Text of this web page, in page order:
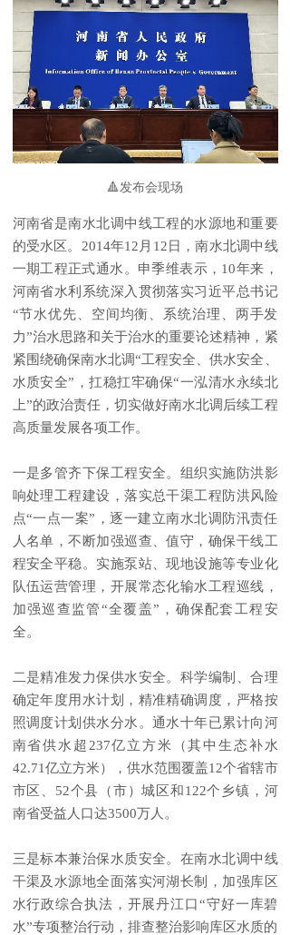
🔺发布会现场
河南省是南水北调中线工程的水源地和重要
的受水区。 2014年12 月 12 日，南水北调中线
一期工程正式通水。 申季维表示， 10年来，
河南省水利系统深入贯彻落实习近平总书记
“节水优先、空间均衡、系统治理、两手发
力”治水思路和关于治水的重要论述精神，紧
紧围绕确保南水北调“工程安全、供水安全、
水质安全” ，扛稳扛牢确保“一泓清水永续北
上”的政治责任，切实做好南水北调后续工程
高质量发展各项工作。
一是多管齐下保工程安全。组织实施防洪影
响处理工程建设，落实总干渠工程防洪风险
点“一点一案”，逐一建立南水北调防汛责任
人名单，不断加强巡查、值守，确保干线工
程安全平稳。实施泵站、现地设施等专业化
队伍运营管理，开展常态化输水工程巡线，
加强巡查监管“全覆盖”，确保配套工程安
全。
二是精准发力保供水安全。科学编制、合理
确定年度用水计划，精准精确调度，严格按
照调度计划供水分水。通水十年已累计向河
南省供水超237亿立方米（其中生态补水
42.71亿立方米），供水范围覆盖12个省辖市
市区、52个县（市）城区和122个乡镇，河
南省受益人口达3500万人。
三是标本兼治保水质安全。在南水北调中线
干渠及水源地全面落实河湖长制，加强库区
水行政综合执法，开展丹江口“守好一库碧
水”专项整治行动，排查整治影响库区水质的